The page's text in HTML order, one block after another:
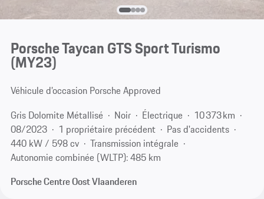
Porsche Taycan GTS Sport Turismo
(MY23)
Véhicule d’occasion Porsche Approved
Gris Dolomite Métallisé
Noir Électrique
10 373 km
08/2023
1 propriétaire précédent
Pas d'accidents
440 kW / 598 cv
Transmission intégrale
Autonomie combinée (WLTP): 485 km
Porsche Centre Oost Vlaanderen